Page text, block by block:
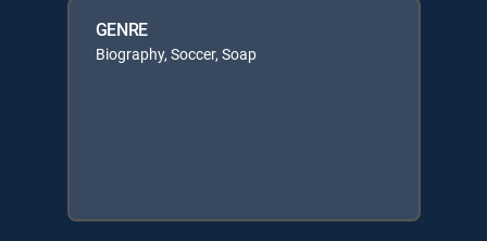
GENRE
Biography, Soccer, Soap